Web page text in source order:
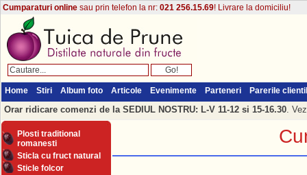
Cumparaturi online sau prin telefon la nr: 021 256.15.69! Livrare la domiciliu!
Home Stiri Album foto Articole Evenimente Parteneri Parerile
Orar ridicare comenzi de la SEDIUL NOSTRU: L-V 11-12 si 15-16.30.
Plosti traditional
romanesti
Sticla cu fruct natural
Sticle folcor